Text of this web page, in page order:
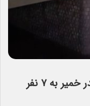
شمار شهدای حمله به پل‌های بندر خمیر به ۷ نفر